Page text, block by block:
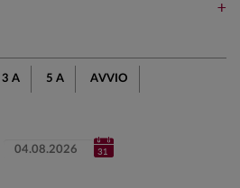
3 A 5 A AVVIO